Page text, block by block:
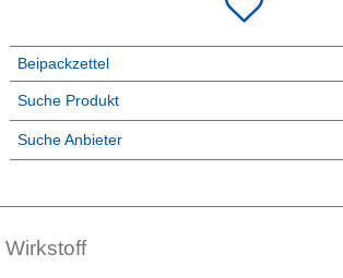
Beipackzettel
Suche Produkt
Suche Anbieter
Wirkstoff